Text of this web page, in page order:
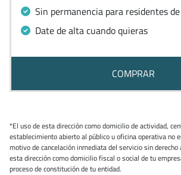
Sin permanencia para residentes
Date de alta cuando quieras
COMPRAR
*El uso de esta dirección como domicilio de actividad,
establecimiento abierto al público u oficina operativa no
motivo de cancelación inmediata del servicio sin
esta dirección como domicilio fiscal o social de tu
proceso de constitución de tu entidad.